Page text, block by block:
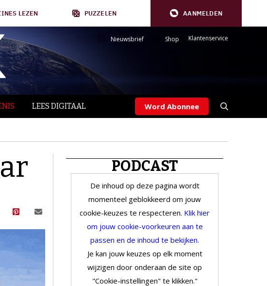
LEZEN PUZZELEN AANMELDEN
Nieuwsbrief Shop Klantenservice
LEES DIGITAAL Word Abonnee
PODCAST
De inhoud op deze pagina wordt
momenteel geblokkeerd om jouw
cookie-keuzes te respecteren. Klik hier
om jouw cookie-voorkeuren aan te
passen en de inhoud te bekijken.
Je kan jouw keuzes op elk moment
wijzigen door onderaan de site op
"Cookie-instellingen" te klikken."